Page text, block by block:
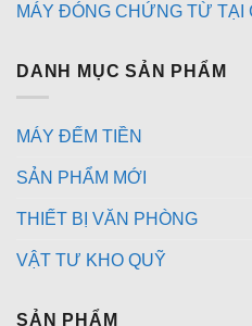
MÁY ĐÓNG CHỨNG TỪ TẠI
DANH MỤC SẢN PHẨM
MÁY ĐẾM TIỀN
SẢN PHẨM MỚI
THIẾT BỊ VĂN PHÒNG
VẬT TƯ KHO QUỸ
SẢN PHẨM